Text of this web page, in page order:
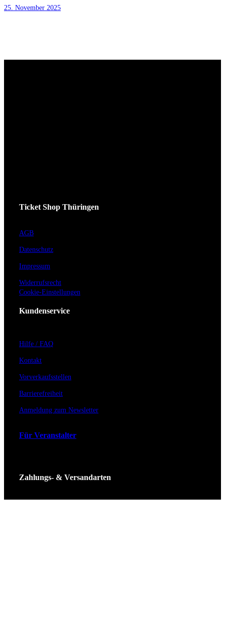
25. November 2025
Ticket Shop Thüringen
AGB
Datenschutz
Impressum
Widerrufsrecht
Cookie-Einstellungen
Kundenservice
Hilfe / FAQ
Kontakt
Vorverkaufsstellen
Barrierefreiheit
Anmeldung zum Newsletter
Für Veranstalter
Zahlungs- & Versandarten